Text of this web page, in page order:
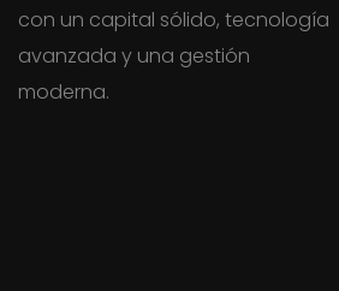
con un capital sólido, tecnología
avanzada y una gestión
moderna.